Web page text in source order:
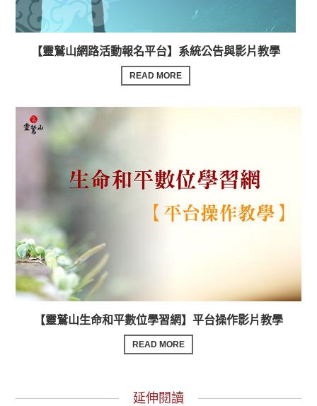
【靈鷲山網路活動報名平台】系統公告與影片教學
READ MORE
【靈鷲山生命和平數位學習網】平台操作影片教學
READ MORE
延伸閱讀